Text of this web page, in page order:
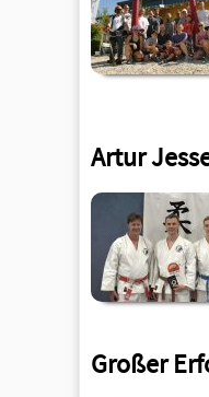
Artur
Großer